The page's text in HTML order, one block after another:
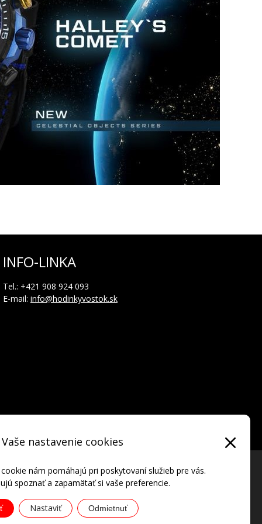
Vaše nastavenie cookies
nám pomáhajú pri poskytovaní služieb pre vás.
spoznať a zapamätať si vaše preferencie.
Nastaviť Odmietnuť
20 s ručička chronografu v polohe 12 hod.)
INFO-LINKA
Tel.: +421 908 924 093
E-mail: info@hodinkyvostok.sk
• all rights reserved